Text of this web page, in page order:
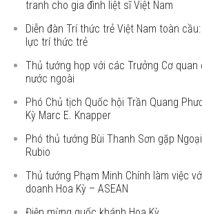
tranh cho gia đình liệt sĩ Việt Nam
Diễn đàn Trí thức trẻ Việt Nam toàn
lực trí thức trẻ
Thủ tướng họp với các Trưởng Cơ quan
nước ngoài
Phó Chủ tịch Quốc hội Trần Quang
Kỳ Marc E. Knapper
Phó thủ tướng Bùi Thanh Sơn gặp
Rubio
Thủ tướng Phạm Minh Chính làm việc
doanh Hoa Kỳ – ASEAN